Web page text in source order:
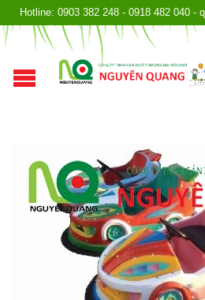
Hotline: 0903 382 248 - 0918 482 040 -